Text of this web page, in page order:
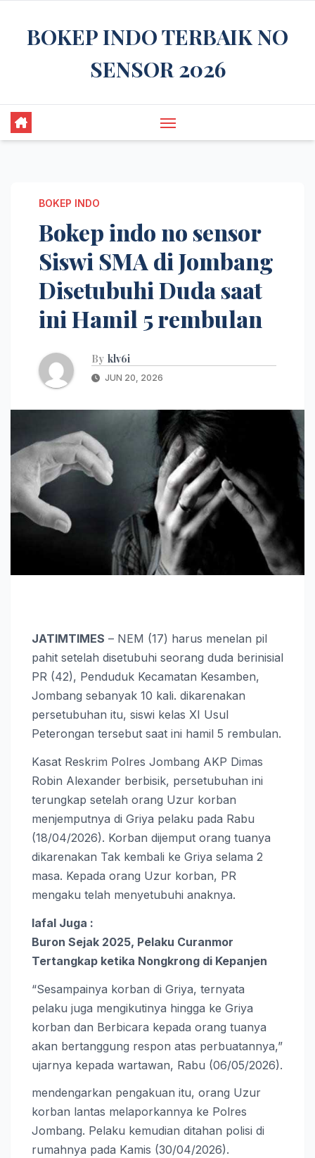
BOKEP INDO TERBAIK NO
SENSOR 2026
BOKEP INDO
Bokep indo no sensor
Siswi SMA di Jombang
Disetubuhi Duda saat
ini Hamil 5 rembulan
By klv6i
JUN 20, 2026
JATIMTIMES – NEM (17) harus menelan pil
pahit setelah disetubuhi seorang duda berinisial
PR (42), Penduduk Kecamatan Kesamben,
Jombang sebanyak 10 kali. dikarenakan
persetubuhan itu, siswi kelas XI Usul
Peterongan tersebut saat ini hamil 5 rembulan.
Kasat Reskrim Polres Jombang AKP Dimas
Robin Alexander berbisik, persetubuhan ini
terungkap setelah orang Uzur korban
menjemputnya di Griya pelaku pada Rabu
(18/04/2026). Korban dijemput orang tuanya
dikarenakan Tak kembali ke Griya selama 2
masa. Kepada orang Uzur korban, PR
mengaku telah menyetubuhi anaknya.
lafal Juga :
Buron Sejak 2025, Pelaku Curanmor
Tertangkap ketika Nongkrong di Kepanjen
“Sesampainya korban di Griya, ternyata
pelaku juga mengikutinya hingga ke Griya
korban dan Berbicara kepada orang tuanya
akan bertanggung respon atas perbuatannya,”
ujarnya kepada wartawan, Rabu (06/05/2026).
mendengarkan pengakuan itu, orang Uzur
korban lantas melaporkannya ke Polres
Jombang. Pelaku kemudian ditahan polisi di
rumahnya pada Kamis (30/04/2026).